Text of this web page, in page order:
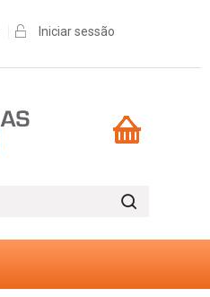
Iniciar sessão